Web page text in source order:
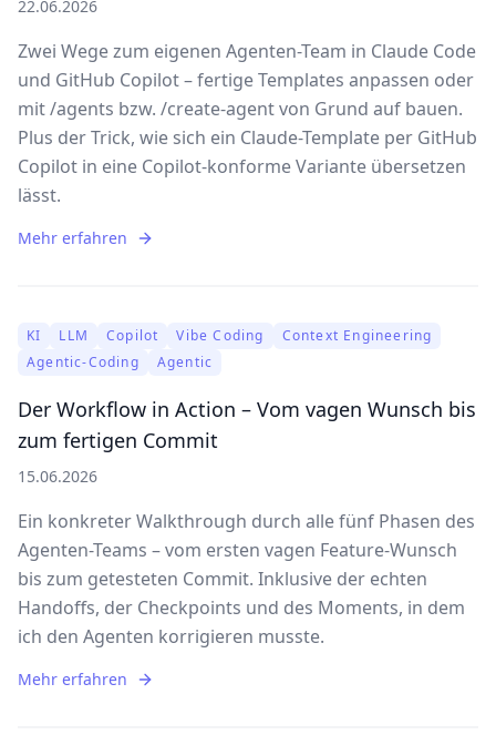
22.06.2026
Zwei Wege zum eigenen Agenten-Team in Claude Code
und GitHub Copilot – fertige Templates anpassen oder
mit /agents bzw. /create-agent von Grund auf bauen.
Plus der Trick, wie sich ein Claude-Template per GitHub
Copilot in eine Copilot-konforme Variante übersetzen
lässt.
Mehr erfahren
KI LLM Copilot Vibe Coding
Context Engineering
Agentic-Coding
Agentic
Der Workflow in Action – Vom vagen Wunsch bis
zum fertigen Commit
15.06.2026
Ein konkreter Walkthrough durch alle fünf Phasen des
Agenten-Teams – vom ersten vagen Feature-Wunsch
bis zum getesteten Commit. Inklusive der echten
Handoffs, der Checkpoints und des Moments, in dem
ich den Agenten korrigieren musste.
Mehr erfahren